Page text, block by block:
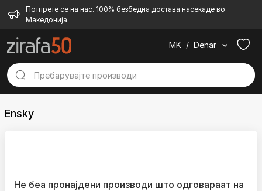
Потпрете се на нас. 100% безбедна достава насекаде во
Македонија.
MK / Denar
Ensky
Не беа пронајдени производи што одговараат на